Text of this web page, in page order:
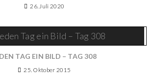
26. Juli 2020
TAG EIN BILD – TAG 308
25. Oktober 2015